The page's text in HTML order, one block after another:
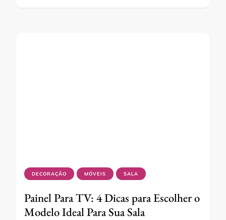
DECORAÇÃO MÓVEIS SALA
Painel Para TV: 4 Dicas para Escolher o
Modelo Ideal Para Sua Sala